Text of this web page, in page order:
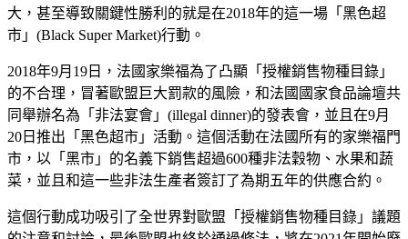
大，甚至導致關鍵性勝利的就是在2018年的這一場「黑色超
市」(Black Super Market)行動。
2018年9月19日，法國家樂福為了凸顯「授權銷售物種目錄」
的不合理，冒著歐盟巨大罰款的風險，和法國國家食品論壇共
同舉辦名為「非法宴會」(illegal dinner)的發表會，並且在9月
20日推出「黑色超市」活動。這個活動在法國所有的家樂福門
市，以「黑市」的名義下銷售超過600種非法穀物、水果和蔬
菜，並且和這一些非法生產者簽訂了為期五年的供應合約。
這個行動成功吸引了全世界對歐盟「授權銷售物種目錄」議題